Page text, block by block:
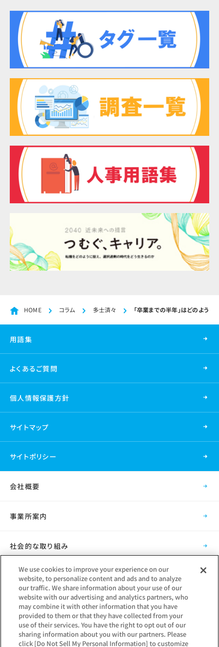
HOME コラム 多士済々 「卒業までの半年」はどのよう
用語集
よくあるご質問
個人情報保護方針
サイトマップ
サイトポリシー
会社概要
事業所案内
社会的な取り組み
採用情報
グループ会社
We use cookies to improve your experience on our
website, to personalize content and ads and to analyze
our traffic. We share information about your use of our
website with our advertising and analytics partners, who
may combine it with other information that you have
provided to them or that they have collected from your
use of their services. You have the right to opt out of our
sharing information about you with our partners. Please
click [Do Not Sell My Personal Information] to customize